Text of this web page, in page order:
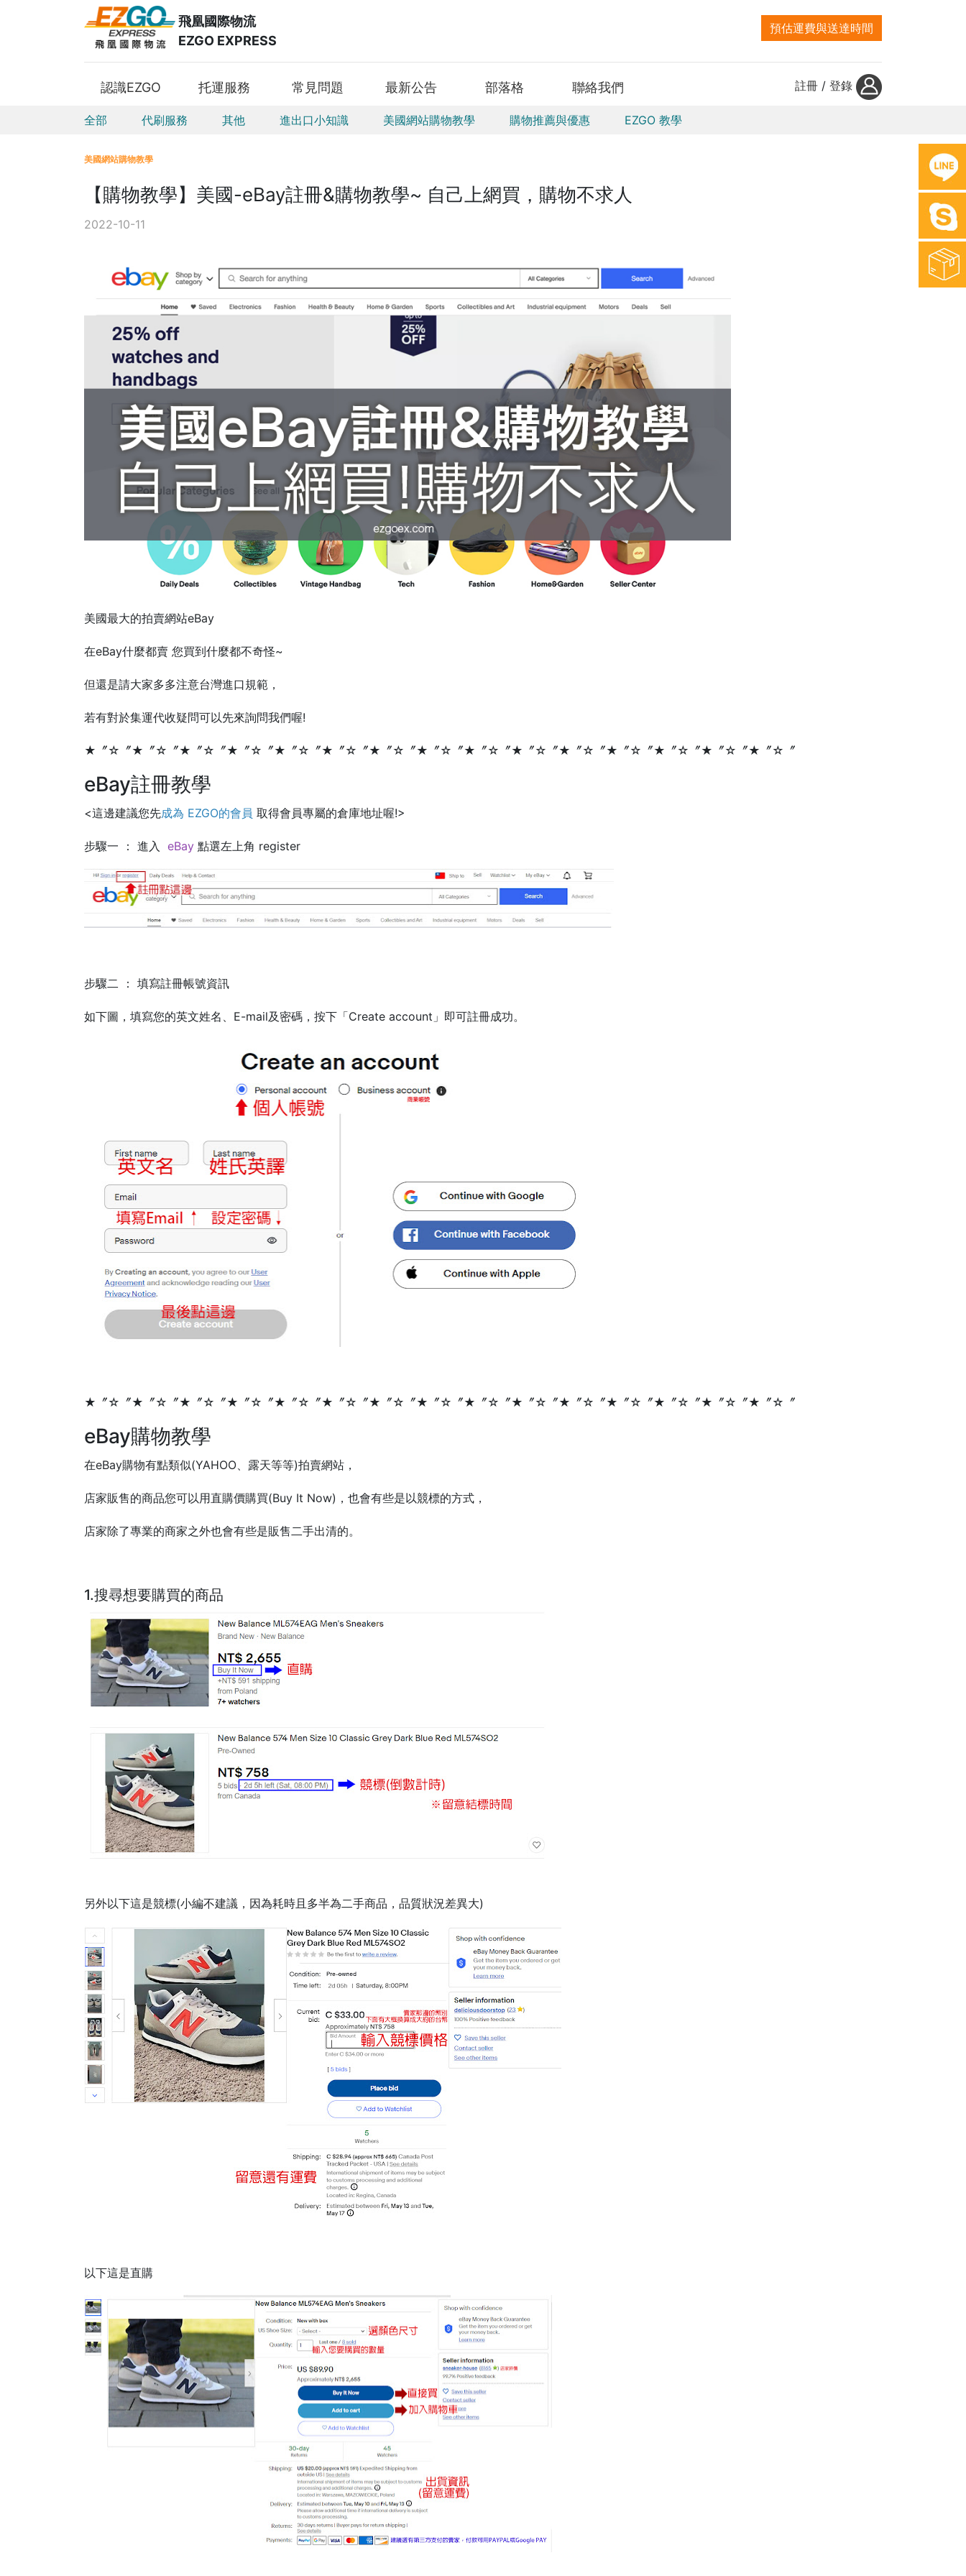
飛凰國際物流
EZGO EXPRESS
預估運費與送達時間
認識EZGO 托運服務 常見問題 最新公告 部落格 聯絡我們 註冊 / 登錄
全部 代刷服務 其他 進出口小知識 美國網站購物教學 購物推薦與優惠 EZGO 教學
美國網站購物教學
【購物教學】美國-eBay註冊&購物教學~ 自己上網買，購物不求人
2022-10-11
美國最大的拍賣網站eBay
在eBay什麼都賣 您買到什麼都不奇怪~
但還是請大家多多注意台灣進口規範，
若有對於集運代收疑問可以先來詢問我們喔!
★〞☆〞★〞☆〞★〞☆〞★〞☆〞★〞☆〞★〞☆〞★〞☆〞★〞☆〞★〞☆〞★〞☆〞★〞☆〞★〞☆〞★〞☆〞★〞☆〞★〞☆〞
eBay註冊教學
<這邊建議您先成為 EZGO的會員 取得會員專屬的倉庫地址喔!>
步驟一 ： 進入 eBay 點選左上角 register
步驟二 ： 填寫註冊帳號資訊
如下圖，填寫您的英文姓名、E-mail及密碼，按下「Create account」即可註冊成功。
★〞☆〞★〞☆〞★〞☆〞★〞☆〞★〞☆〞★〞☆〞★〞☆〞★〞☆〞★〞☆〞★〞☆〞★〞☆〞★〞☆〞★〞☆〞★〞☆〞★〞☆〞
eBay購物教學
在eBay購物有點類似(YAHOO、露天等等)拍賣網站，
店家販售的商品您可以用直購價購買(Buy It Now)，也會有些是以競標的方式，
店家除了專業的商家之外也會有些是販售二手出清的。
1.搜尋想要購買的商品
另外以下這是競標(小編不建議，因為耗時且多半為二手商品，品質狀況差異大)
以下這是直購